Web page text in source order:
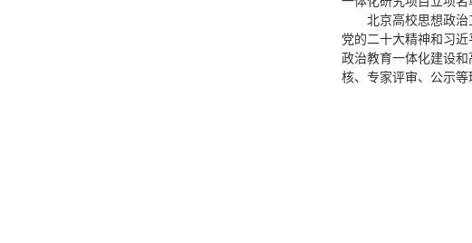
北京高校思想政
党的二十大精神和习
政治教育一体化建设
核、专家评审、公示